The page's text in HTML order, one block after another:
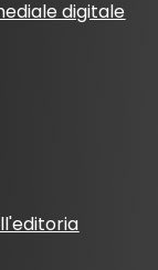
digitale